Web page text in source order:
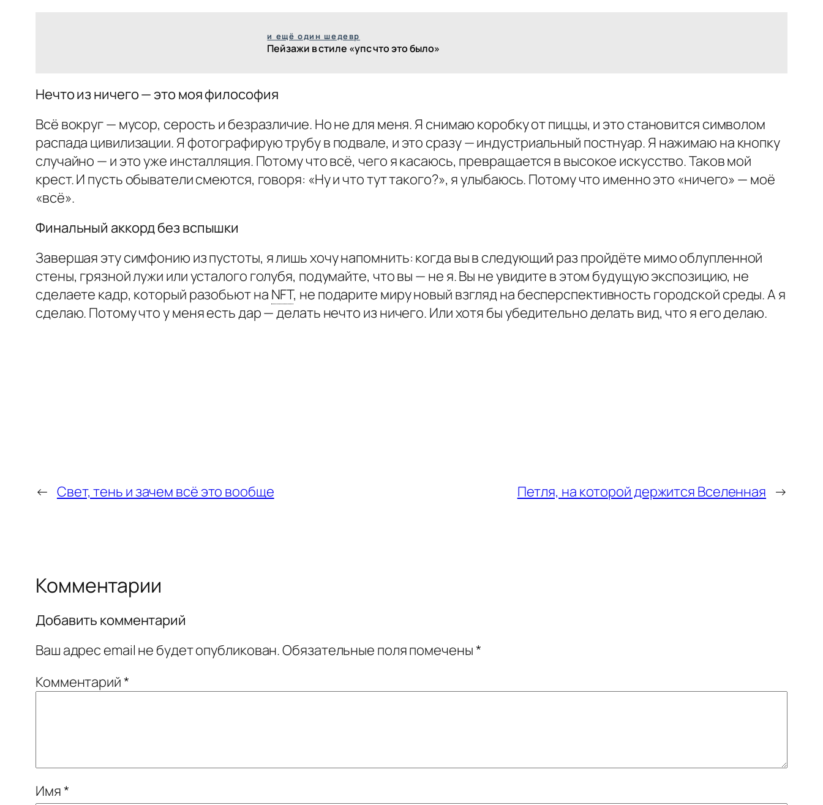
и ещё один шедевр
Пейзажи в стиле «упс что это было»
Нечто из ничего — это моя философия
Всё вокруг — мусор, серость и безразличие. Но не для меня. Я снимаю коробку от пиццы, и это становится символом
распада цивилизации. Я фотографирую трубу в подвале, и это сразу — индустриальный постнуар. Я нажимаю на кнопку
случайно — и это уже инсталляция. Потому что всё, чего я касаюсь, превращается в высокое искусство. Таков мой
крест. И пусть обыватели смеются, говоря: «Ну и что тут такого?», я улыбаюсь. Потому что именно это «ничего» — моё
«всё».
Финальный аккорд без вспышки
Завершая эту симфонию из пустоты, я лишь хочу напомнить: когда вы в следующий раз пройдёте мимо облупленной
стены, грязной лужи или усталого голубя, подумайте, что вы — не я. Вы не увидите в этом будущую экспозицию, не
сделаете кадр, который разобьют на NFT, не подарите миру новый взгляд на бесперспективность городской среды. А я
сделаю. Потому что у меня есть дар — делать нечто из ничего. Или хотя бы убедительно делать вид, что я его делаю.
← Свет, тень и зачем всё это вообще Петля, на которой держится Вселенная →
Комментарии
Добавить комментарий
Ваш адрес email не будет опубликован.Обязательные поля помечены*
Комментарий*
Имя*